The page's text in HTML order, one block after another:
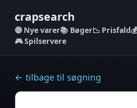
crapsearch
Nye varer📚 Bøger📉 Prisfald
🎮 Spilservere
← tilbage til søgning